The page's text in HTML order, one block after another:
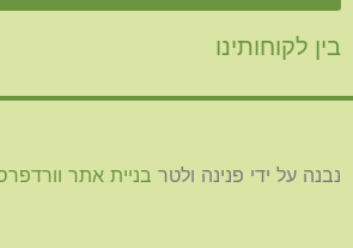
בין לקוחותינו
נבנה על ידי פנינה ולטר בניית אתר וורדפרס